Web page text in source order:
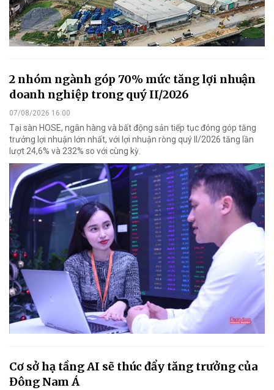
2 nhóm ngành góp 70% mức tăng lợi nhuận
doanh nghiệp trong quý II/2026
07/08/2026 16:00
Tại sàn HOSE, ngân hàng và bất động sản tiếp tục đóng góp tăng
trưởng lợi nhuận lớn nhất, với lợi nhuận ròng quý II/2026 tăng lần
lượt 24,6% và 232% so với cùng kỳ.
Cơ sở hạ tầng AI sẽ thúc đẩy tăng trưởng của
Đông Nam Á